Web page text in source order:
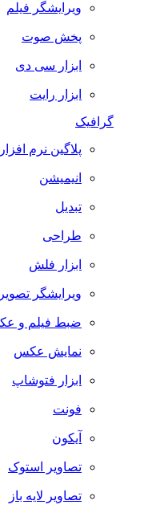
ویرایشگر فیلم
پخش صوت
ابزار سی دی
ابزار رایت
گرافیک
پلاگین نرم افزارها
انیمیشن
تبدیل
طراحی
ابزار فلش
ویرایشگر تصویر
ضبط فيلم و عكس
نمایش عکس
ابزار فتوشاپ
فونت
آیکون
تصاویر استوک
تصاویر لایه باز